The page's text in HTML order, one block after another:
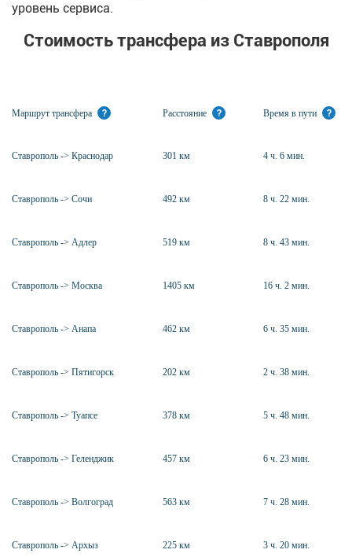
уровень сервиса.
Стоимость трансфера из Ставрополя
Маршрут трансфера ? Расстояние ? Время в пути ?
Ставрополь -> Краснодар 301 км 4 ч. 6 мин.
Ставрополь -> Сочи 492 км 8 ч. 22 мин.
Ставрополь -> Адлер 519 км 8 ч. 43 мин.
Ставрополь -> Москва 1405 км 16 ч. 2 мин.
Ставрополь -> Анапа 462 км 6 ч. 35 мин.
Ставрополь -> Пятигорск 202 км 2 ч. 38 мин.
Ставрополь -> Туапсе 378 км 5 ч. 48 мин.
Ставрополь -> Геленджик 457 км 6 ч. 23 мин.
Ставрополь -> Волгоград 563 км 7 ч. 28 мин.
Ставрополь -> Архыз 225 км 3 ч. 20 мин.